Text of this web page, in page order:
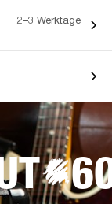
2–3 Werktage